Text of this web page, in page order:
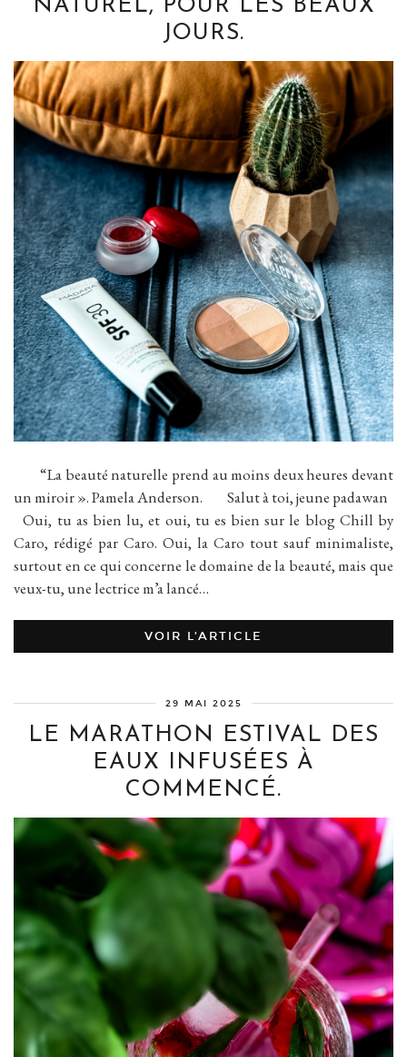
NATUREL, POUR LES BEAUX
JOURS.
“La beauté naturelle prend au moins deux heures devant
un miroir ». Pamela Anderson. Salut à toi, jeune padawan
Oui, tu as bien lu, et oui, tu es bien sur le blog Chill by
Caro, rédigé par Caro. Oui, la Caro tout sauf minimaliste,
surtout en ce qui concerne le domaine de la beauté, mais que
veux-tu, une lectrice m’a lancé…
VOIR L’ARTICLE
29 MAI 2025
LE MARATHON ESTIVAL DES
EAUX INFUSÉES À
COMMENCÉ.